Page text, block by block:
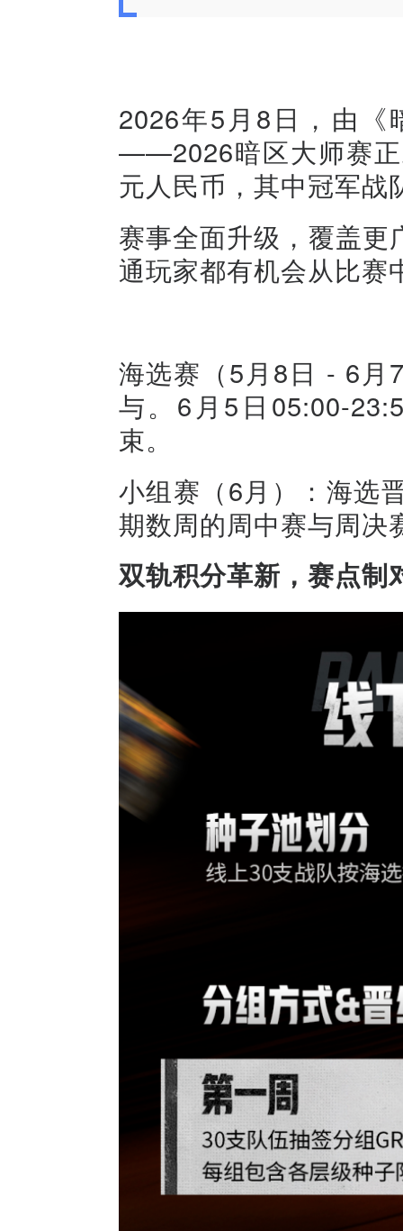
2026年5月8日，由《
——2026暗区大师赛正
元人民币，其中冠军战
赛事全面升级，覆盖
通玩家都有机会从比赛
海选赛（5月8日 - 6月
与。6月5日05:00-
束。
小组赛（6月）：海选
期数周的周中赛与周决
双轨积分革新，赛点制